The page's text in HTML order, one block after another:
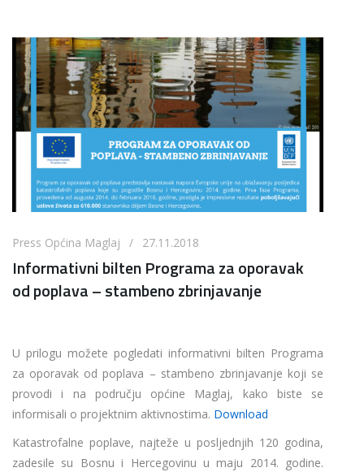
Press Općina Maglaj / 27.11.2018
Informativni bilten Programa za oporavak
od poplava – stambeno zbrinjavanje
U prilogu možete pogledati informativni bilten Programa
za oporavak od poplava – stambeno zbrinjavanje koji se
provodi i na području općine Maglaj, kako biste se
informisali o projektnim aktivnostima. Download
Katastrofalne poplave, najteže u posljednjih 120 godina,
zadesile su Bosnu i Hercegovinu u maju 2014. godine.